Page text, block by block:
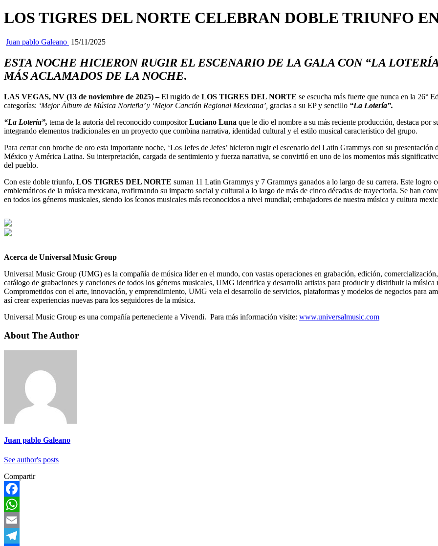
LOS TIGRES DEL NORTE CELEBRAN DOBLE TRIUNFO
Juan pablo Galeano 15/11/2025
ESTA NOCHE HICIERON RUGIR EL ESCENARIO DE LA GALA CON “LA
MÁS ACLAMADOS DE LA NOCHE.
LAS VEGAS, NV (13 de noviembre de 2025) –El rugido de LOS TIGRES DEL NORTE se escucha más fuerte que nunca en la 26°
categorías: ‘Mejor Álbum de Música Norteña’ y ‘Mejor Canción Regional Mexicana’, gracias a su EP y sencillo “La Lotería”.
“La Lotería”, tema de la autoría del reconocido compositorLuciano Luna que le dio el nombre a su más reciente producción, destaca
integrando elementos tradicionales en un proyecto que combina narrativa, identidad cultural y el estilo musical característico del grupo.
Para cerrar con broche de oro esta importante noche, ‘Los Jefes de Jefes’ hicieron rugir el escenario del Latin Grammys con su presentación
México y América Latina. Su interpretación, cargada de sentimiento y fuerza narrativa, se convirtió en uno de los momentos más
del pueblo.
Con este doble triunfo, LOS TIGRES DEL NORTE suman 11 Latin Grammys y 7 Grammys ganados a lo largo de su carrera. Este logro
emblemáticos de la música mexicana, reafirmando su impacto social y cultural a lo largo de más de cinco décadas de trayectoria. Se han
en todos los géneros musicales, siendo los íconos musicales más reconocidos a nivel mundial; embajadores de nuestra música y cultura
Acerca de Universal Music Group
Universal Music Group (UMG) es la compañía de música líder en el mundo, con vastas operaciones en grabación, edición,
catálogo de grabaciones y canciones de todos los géneros musicales, UMG identifica y desarrolla artistas para producir y distribuir la
Comprometidos con el arte, innovación, y emprendimiento, UMG vela el desarrollo de servicios, plataformas y modelos de negocios para
así crear experiencias nuevas para los seguidores de la música.
Universal Music Group es una compañía perteneciente a Vivendi. Para más información visite: www.universalmusic.com
About The Author
Juan pablo Galeano
See author's posts
Compartir
Facebook
WhatsApp
Email